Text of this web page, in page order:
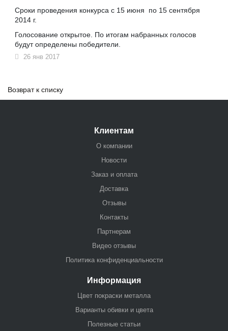
Сроки проведения конкурса с 15 июня по 15 сентября
2014 г.
Голосование открытое. По итогам набранных голосов
будут определены победители.
26 янв 2017
Возврат к списку
Клиентам
О компании
Новости
Заказ и оплата
Доставка
Отзывы
Контакты
Партнерам
Видео отзывы
Политика конфиденциальности
Информация
Цвет покраски металла
Варианты обивки и цвета
Полезные статьи